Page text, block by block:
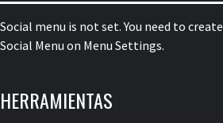
Social menu is not set. You need to
Social Menu on Menu Settings.
HERRAMIENTAS